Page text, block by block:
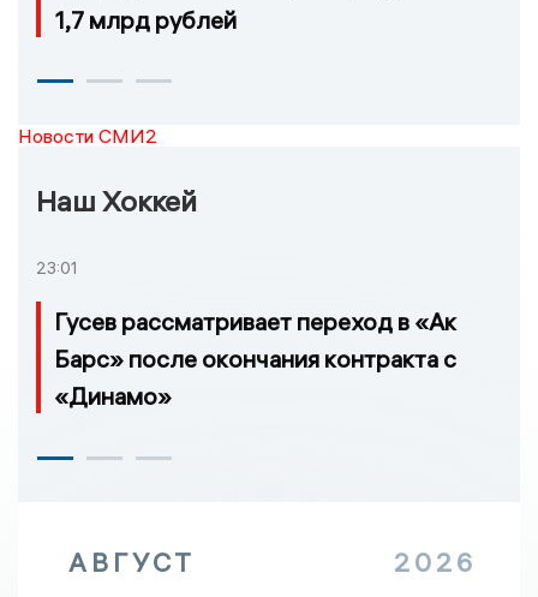
1,7 млрд рублей
Новости СМИ2
Наш Хоккей
23:01
Гусев рассматривает переход в «Ак
Барс» после окончания контракта с
«Динамо»
АВГУСТ 2026